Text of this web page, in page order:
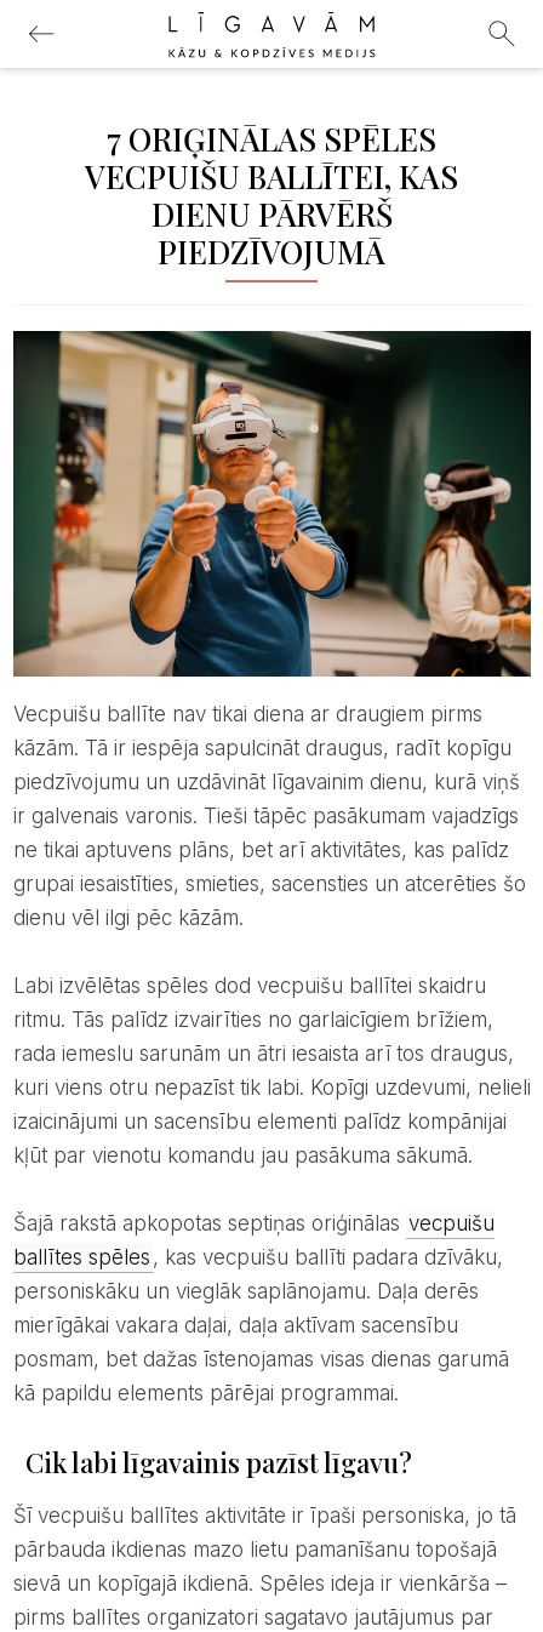
7 ORIĢINĀLAS SPĒLES
VECPUIŠU BALLĪTEI, KAS
DIENU PĀRVĒRŠ
PIEDZĪVOJUMĀ
Vecpuišu ballīte nav tikai diena ar draugiem pirms
kāzām. Tā ir iespēja sapulcināt draugus, radīt kopīgu
piedzīvojumu un uzdāvināt līgavainim dienu, kurā viņš
ir galvenais varonis. Tieši tāpēc pasākumam vajadzīgs
ne tikai aptuvens plāns, bet arī aktivitātes, kas palīdz
grupai iesaistīties, smieties, sacensties un atcerēties šo
dienu vēl ilgi pēc kāzām.
Labi izvēlētas spēles dod vecpuišu ballītei skaidru
ritmu. Tās palīdz izvairīties no garlaicīgiem brīžiem,
rada iemeslu sarunām un ātri iesaista arī tos draugus,
kuri viens otru nepazīst tik labi. Kopīgi uzdevumi, nelieli
izaicinājumi un sacensību elementi palīdz kompānijai
kļūt par vienotu komandu jau pasākuma sākumā.
Šajā rakstā apkopotas septiņas oriģinālas vecpuišu
ballītes spēles , kas vecpuišu ballīti padara dzīvāku,
personiskāku un vieglāk saplānojamu. Daļa derēs
mierīgākai vakara daļai, daļa aktīvam sacensību
posmam, bet dažas īstenojamas visas dienas garumā
kā papildu elements pārējai programmai.
Cik labi līgavainis pazīst līgavu?
Šī vecpuišu ballītes aktivitāte ir īpaši personiska, jo tā
pārbauda ikdienas mazo lietu pamanīšanu topošajā
sievā un kopīgajā ikdienā. Spēles ideja ir vienkārša –
pirms ballītes organizatori sagatavo jautājumus par